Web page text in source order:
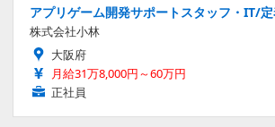
アプリゲーム開発サポートスタッフ・IT/定
株式会社小林
大阪府
月給31万8,000円～60万円
正社員